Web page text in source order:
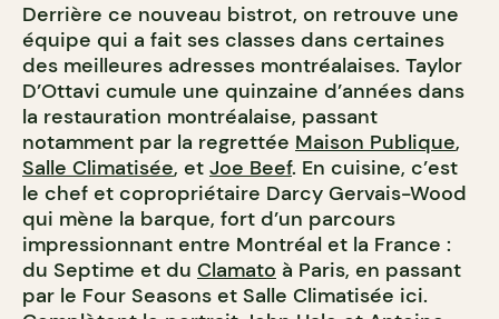
Derrière ce nouveau bistrot, on retrouve une
équipe qui a fait ses classes dans certaines
des meilleures adresses montréalaises. Taylor
D’Ottavi cumule une quinzaine d’années dans
la restauration montréalaise, passant
notamment par la regrettée Maison Publique,
Salle Climatisée, et Joe Beef. En cuisine, c’est
le chef et copropriétaire Darcy Gervais-Wood
qui mène la barque, fort d’un parcours
impressionnant entre Montréal et la France :
du Septime et du Clamato à Paris, en passant
par le Four Seasons et Salle Climatisée ici.